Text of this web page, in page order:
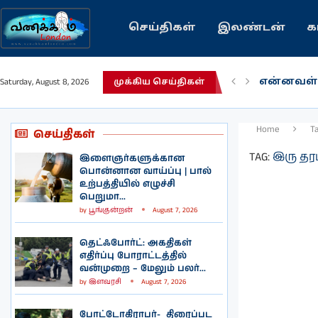
செய்திகள் இலண்டன்
Saturday, August 8, 2026 முக்கிய செய்திகள்
என்னவள்!
செய்திகள்
இளைஞர்களுக்கான
பொன்னான வாய்ப்பு | பால்
உற்பத்தியில் எழுச்சி
பெறுமா...
by பூங்குன்றன் August 7, 2026
தெட்ஃபோர்ட்: அகதிகள்
எதிர்ப்பு போராட்டத்தில்
வன்முறை – மேலும் பலர்...
by இளவரசி August 7, 2026
போட்டோகிராபர்- ‌ திரைப்பட
Home
TAG: இரு